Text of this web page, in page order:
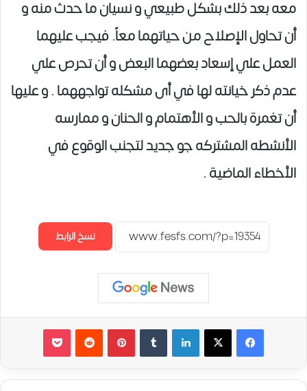
معه بعد ذلك بشكل طبيعي و نسيان ما حدث منه و
أن تحاول الإصلاح من حياتهما معاً. فيجب عليهما
العمل علي إسعاد بعضهما البعض و أن تحرص علي
عدم ذكر خيانته لها في أى مشكله تواجههما . و عليها
أن تغمرة بالحب و الأهتمام و الحنان و ممارسه
الأنشطه المشتركه جو جديد لتجنب الوقوع في
الأخطاء الماضية .
نسخ الرابط
لينكدإن بينتيريست